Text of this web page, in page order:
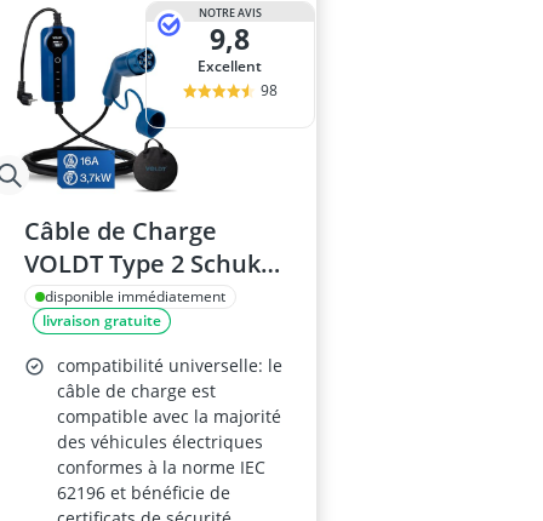
NOTRE AVIS
9,8
Excellent
98
Câble de Charge
VOLDT Type 2 Schuko,
3,7 kW, monophasé, 8-
16 A, affichage
numérique, longueur
10 m
disponible immédiatement
livraison gratuite
compatibilité universelle: le
câble de charge est
compatible avec la majorité
des véhicules électriques
conformes à la norme IEC
62196 et bénéficie de